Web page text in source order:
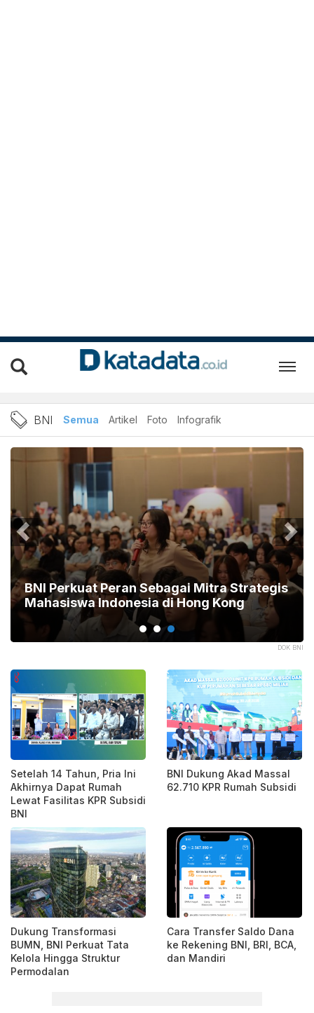
Berita BNI Terbaru dan
BNI Semua Artikel Foto Infografik
DOK BNI
BNI Perkuat Peran Sebagai Mitra Strategis
Mahasiswa Indonesia di Hong Kong
Setelah 14 Tahun, Pria Ini
Akhirnya Dapat Rumah
Lewat Fasilitas KPR Subsidi
BNI
BNI Dukung Akad Massal
62.710 KPR Rumah Subsidi
Dukung Transformasi
BUMN, BNI Perkuat Tata
Kelola Hingga Struktur
Permodalan
Cara Transfer Saldo Dana
ke Rekening BNI, BRI, BCA,
dan Mandiri